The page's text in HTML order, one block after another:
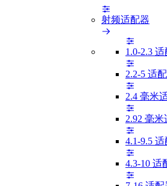
射频适配器
1.0-2.3
2.2-5 适
2.4 毫米
2.92 毫米
4.1-9.5
4.3-10 适